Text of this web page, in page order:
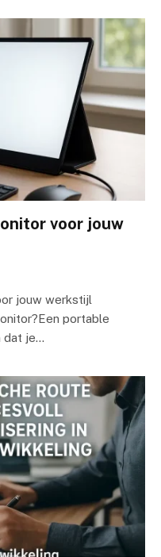
voor jouw
jouw werkstijl
portable
dat je…